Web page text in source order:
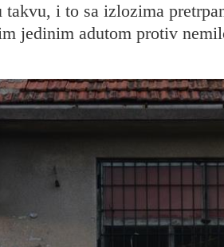
i to sa izlozima
jedinim adutom protiv